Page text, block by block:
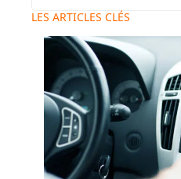
LES ARTICLES CLÉS